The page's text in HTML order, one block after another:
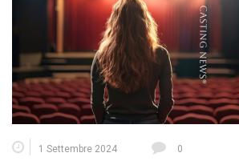
1 Settembre 2024 0